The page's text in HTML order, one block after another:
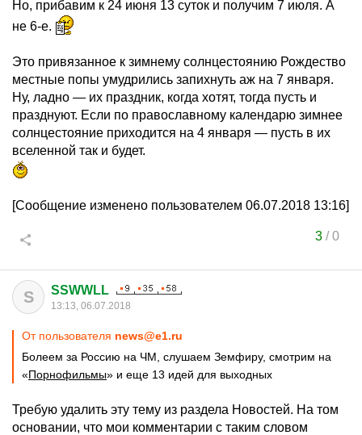
Но, прибавим к 24 июня 13 суток и получим 7 июля. А
не 6-е.
Это привязанное к зимнему солнцестоянию Рождество
местные попы умудрились запихнуть аж на 7 января.
Ну, ладно — их праздник, когда хотят, тогда пусть и
празднуют. Если по православному календарю зимнее
солнцестояние приходится на 4 января — пусть в их
вселенной так и будет.
[Сообщение изменено пользователем 06.07.2018 13:16]
3/0
S SSWWLL
13:13, 06.07.2018
От пользователя news@e1.ru
Болеем за Россию на ЧМ, слушаем Земфиру, смотрим на
«Порнофильмы» и еще 13 идей для выходных
Требую удалить эту тему из раздела Новостей. На том
основании, что мои комментарии с таким словом